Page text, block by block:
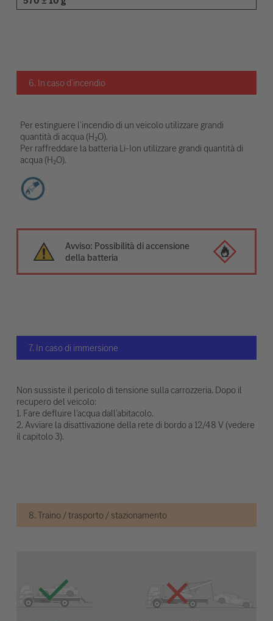
6. In caso d’incendio
Per estinguere l’incendio di un veicolo utilizzare grandi
quantità di acqua (H₂O).
Per raffreddare la batteria Li-Ion utilizzare grandi quantità di
acqua (H₂O).
Avviso: Possibilità di accensione
della batteria
7. In caso di immersione
Non sussiste il pericolo di tensione sulla carrozzeria. Dopo il
recupero del veicolo:
1. Fare defluire l’acqua dall’abitacolo.
2. Avviare la disattivazione della rete di bordo a 12/48 V (vedere
il capitolo 3).
8. Traino / trasporto / stazionamento